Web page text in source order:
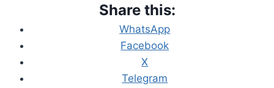
Share this:
WhatsApp
Facebook
X
Telegram